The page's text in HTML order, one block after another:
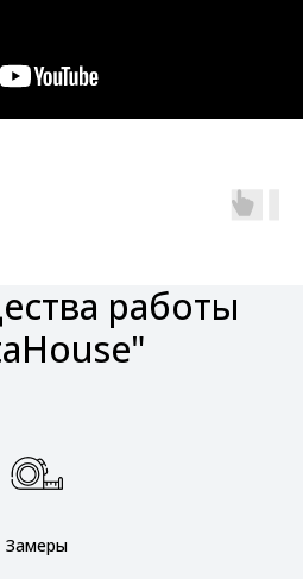
работы
Замеры